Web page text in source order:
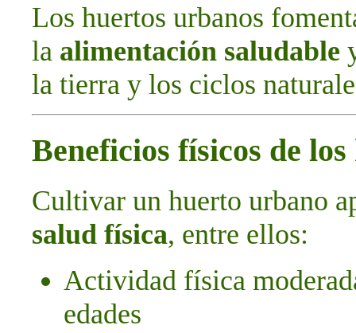
Los huertos urbanos
la alimentación saludable
la tierra y los ciclos
Beneficios físicos de
Cultivar un huerto urbano
salud física, entre ellos:
Actividad física
edades